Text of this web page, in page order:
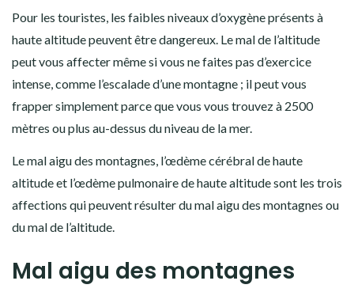
Pour les touristes, les faibles niveaux d’oxygène présents à
haute altitude peuvent être dangereux. Le mal de l’altitude
peut vous affecter même si vous ne faites pas d’exercice
intense, comme l’escalade d’une montagne ; il peut vous
frapper simplement parce que vous vous trouvez à 2500
mètres ou plus au-dessus du niveau de la mer.
Le mal aigu des montagnes, l’œdème cérébral de haute
altitude et l’œdème pulmonaire de haute altitude sont les trois
affections qui peuvent résulter du mal aigu des montagnes ou
du mal de l’altitude.
Mal aigu des montagnes